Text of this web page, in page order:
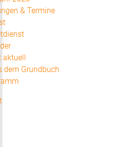
& Termine
aktuell
dem Grundbuch